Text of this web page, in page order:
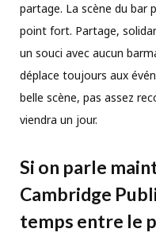
partage. La scène du bar
point fort. Partage,
un souci avec aucun
déplace toujours aux
belle scène, pas assez
viendra un jour.
Si on parle
Cambridge
temps entre le